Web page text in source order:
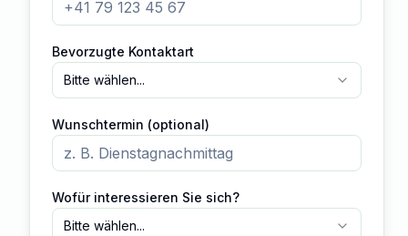
Bevorzugte Kontaktart
Bitte wählen...
Wunschtermin (optional)
Wofür interessieren Sie sich?
Bitte wählen...